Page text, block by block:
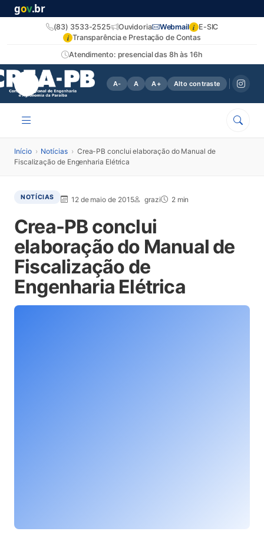
gov.br
Atendimento: presencial das 8h às 16h
(83) 3533-2525 Ouvidoria Webmail i E-SIC
i Transparência e Prestação de Contas
A- A A+ Alto contraste
Início › Notícias › Crea-PB conclui elaboração do Manual de
Fiscalização de Engenharia Elétrica
NOTÍCIAS 12 de maio de 2015 grazi 2 min
Crea-PB conclui
elaboração do Manual de
Fiscalização de
Engenharia Elétrica